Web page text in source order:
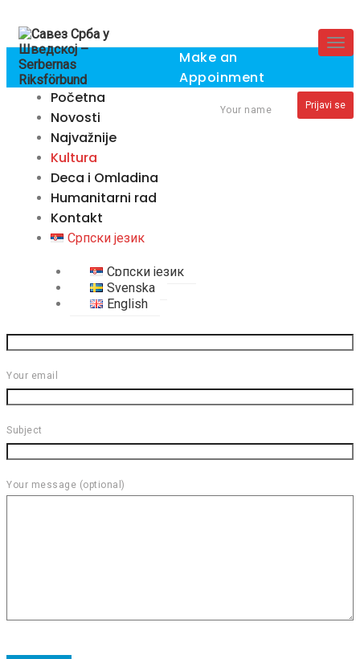
content
Početna
Novosti
Najvažnije
Kultura
Deca i Omladina
Humanitarni rad
Kontakt
Српски језик
Српски језик
Svenska
English
Prijavi se
Make an
Appoinment
Your name
Your email
Subject
Your message (optional)